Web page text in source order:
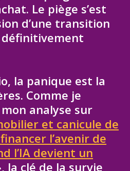
Le piège s’est
d’une transition
définitivement
la panique est la
Comme je
analyse sur
et canicule de
l’avenir de
l’IA devient un
la clé de la survie